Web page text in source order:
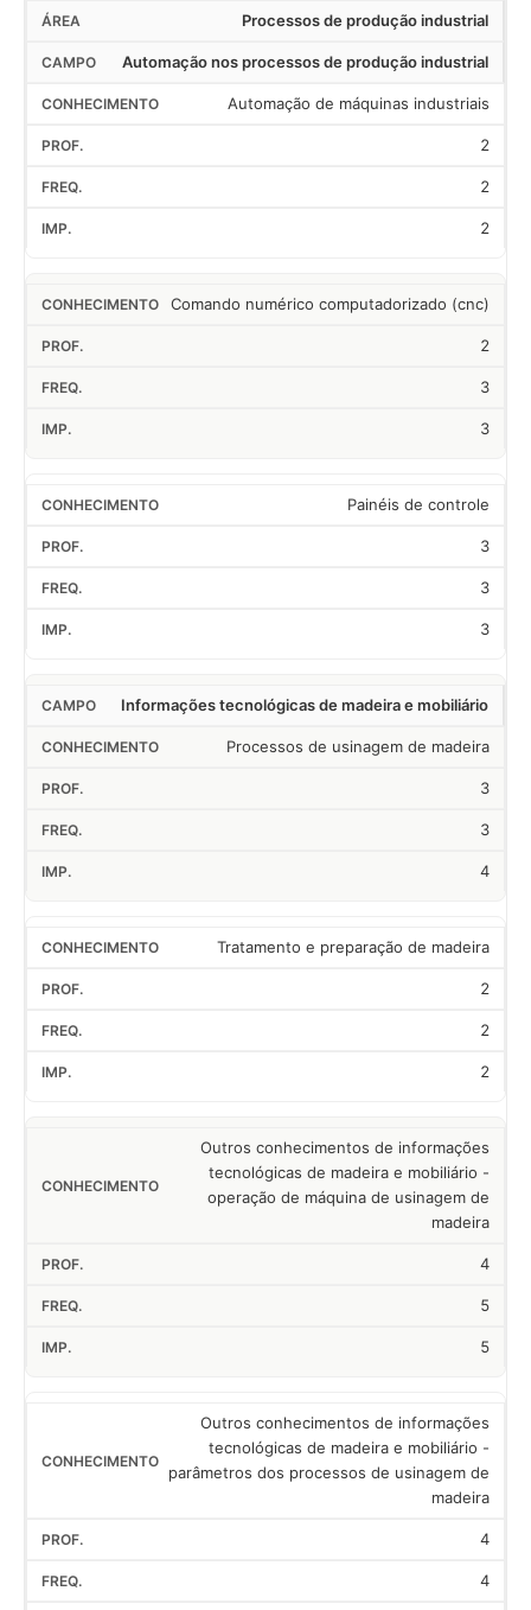
Processos de produção industrial
Automação nos processos de produção industrial
Automação de máquinas industriais
2
2
2
Comando numérico computadorizado (cnc)
2
3
3
Painéis de controle
3
3
3
Informações tecnológicas de madeira e mobiliário
Processos de usinagem de madeira
3
3
4
Tratamento e preparação de madeira
2
2
2
Outros conhecimentos de informações
tecnológicas de madeira e mobiliário -
operação de máquina de usinagem de
madeira
4
5
5
Outros conhecimentos de informações
tecnológicas de madeira e mobiliário -
parâmetros dos processos de usinagem de
madeira
4
4